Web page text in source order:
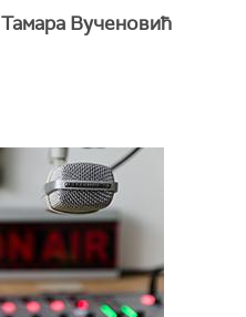
Тамара Вученовић